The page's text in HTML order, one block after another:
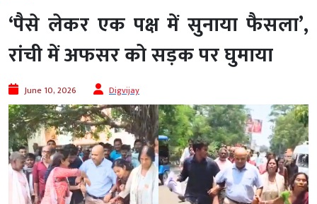
‘पैसे लेकर एक पक्ष में सुनाया फैसला’,
रांची में अफसर को सड़क पर घुमाया
June 10, 2026 Digvijay